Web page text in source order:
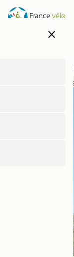
Skip
close
Maison